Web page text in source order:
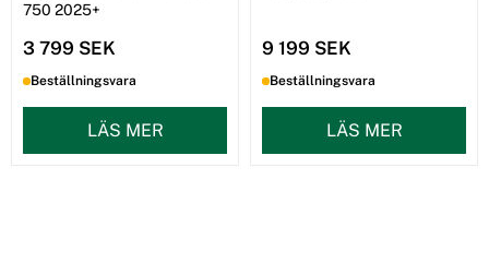
750 2025+
3 799 SEK
Beställningsvara
LÄS MER
9 199 SEK
Beställningsvara
LÄS MER